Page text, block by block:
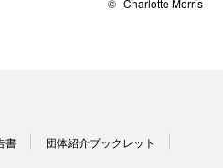
書 団体紹介ブックレット